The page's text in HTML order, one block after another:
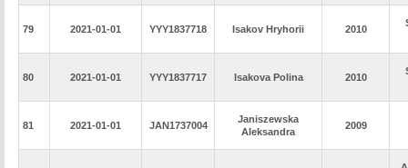
79 2021-01-01 YYY1837718 Isakov Hryhorii 2010
80 2021-01-01 YYY1837717 Isakova Polina 2010
81 2021-01-01 JAN1737004
Janiszewska
Aleksandra
2009